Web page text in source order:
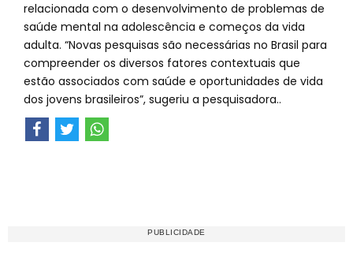
relacionada com o desenvolvimento de problemas de
saúde mental na adolescência e começos da vida
adulta. “Novas pesquisas são necessárias no Brasil para
compreender os diversos fatores contextuais que
estão associados com saúde e oportunidades de vida
dos jovens brasileiros”, sugeriu a pesquisadora..